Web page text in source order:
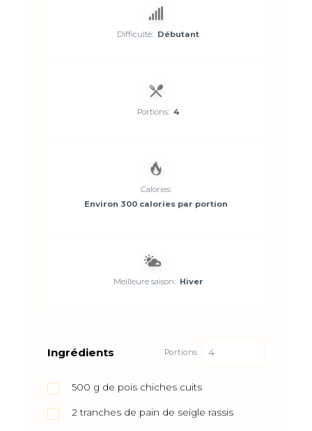
Difficulté: Débutant
Portions: 4
Calories:
Environ 300 calories par portion
Meilleure saison: Hiver
Ingrédients Portions
500 g de pois chiches cuits
2 tranches de pain de seigle rassis